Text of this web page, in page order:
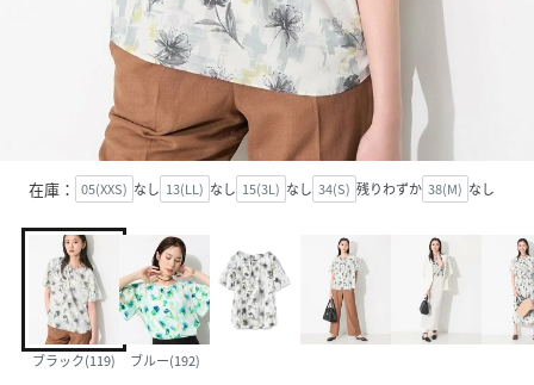
在庫： 05(XXS) なし 13(LL) なし 15(3L) なし 34(S) 残りわずか 38(M) なし
ブラック(119) ブルー(192)